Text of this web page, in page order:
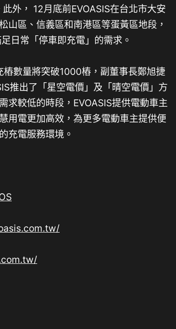
外， 12月底前EVOASIS在台北市大安
山區、信義區和南港區等蛋黃區地段，
日常「停車即充電」的需求。
數量將突破1000樁，副董事長鄭旭捷
推出了「星空電價」及「晴空電價」方
求較低的時段，EVOASIS提供電動車主
用電更加高效，為更多電動車主提供便
充電服務環境。